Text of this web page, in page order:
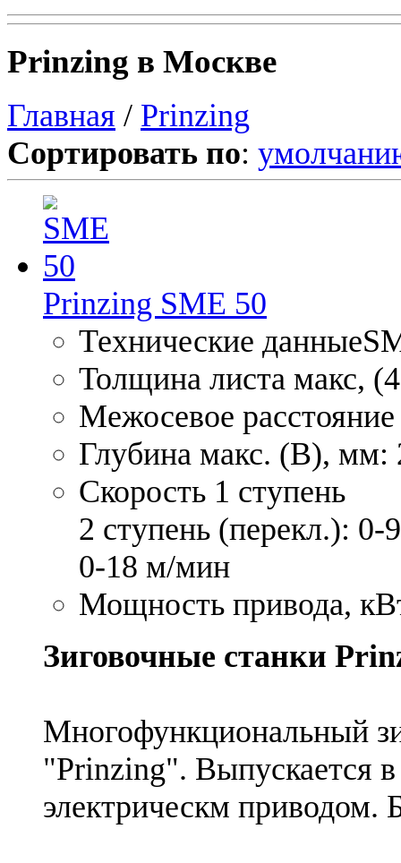
Prinzing в Москве
Главная / Prinzing
Сортировать по:
Prinzing SME 50
Технические
Толщина листа макс,
Межосевое
Глубина макс. (В), мм:
Скорость 1 ступень
2 ступень (перекл.):
0-18 м/мин
Мощность привода,
Зиговочные станки
Многофункциональный
"Prinzing". Выпускается
электрическм